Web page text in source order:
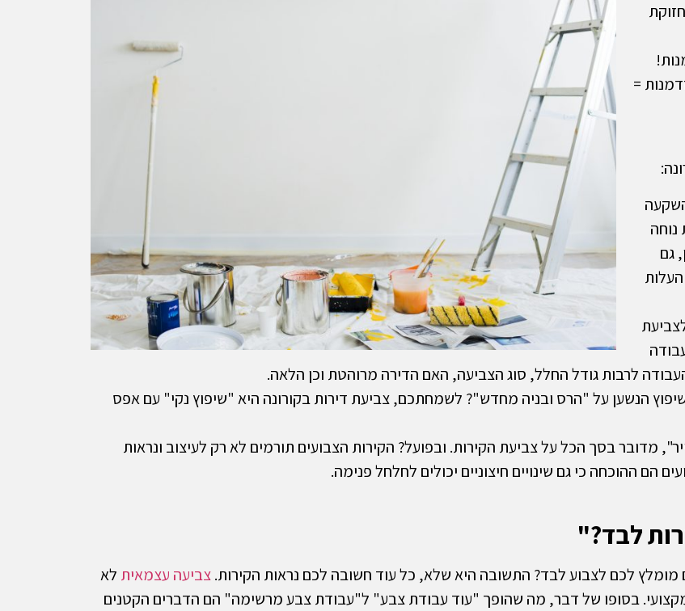
=
נוחה
גם
לרבות גודל החלל, סוג הצביעה, האם הדירה מרוהטת וכן הלאה.
הנשען על "הרס ובניה מחדש"? לשמחתכם, צביעת דירות בקורונה היא "שיפוץ נקי" עם אפס
מדובר בסך הכל על צביעת הקירות. ובפועל? הקירות הצבועים תורמים לא רק לעיצוב ונראות
הם ההוכחה כי גם שינויים חיצוניים יכולים לחלחל פנימה.
לבד?"
לכם לצבוע לבד? התשובה היא שלא, כל עוד חשובה לכם נראות הקירות.צביעה עצמאית לא
בסופו של דבר, מה שהופך "עוד עבודת צבע" ל"עבודת צבע מרשימה" הם הדברים הקטנים